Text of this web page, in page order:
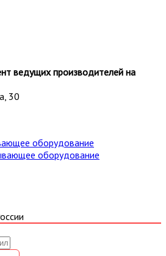
ведущих производителей на
30
оборудование
оборудование